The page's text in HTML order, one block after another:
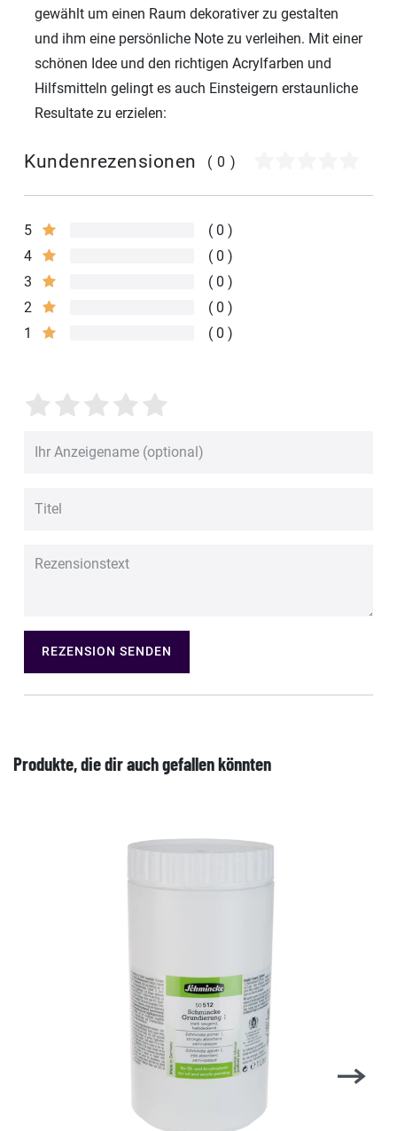
gewählt um einen Raum dekorativer zu gestalten
und ihm eine persönliche Note zu verleihen. Mit einer
schönen Idee und den richtigen Acrylfarben und
Hilfsmitteln gelingt es auch Einsteigern erstaunliche
Resultate zu erzielen:
Kundenrezensionen (0)
5
0
4
0
3
0
2
0
1
0
REZENSION SENDEN
Produkte, die dir auch gefallen könnten